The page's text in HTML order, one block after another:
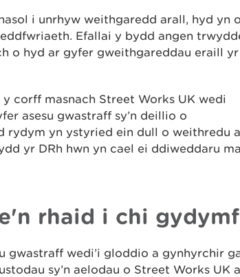
i unrhyw weithgaredd arall, hyd yn
Efallai y bydd angen
o hyd ar gyfer gweithgareddau eraill yr
corff masnach Street Works UK wedi
asesu gwastraff sy’n deillio o
rydym yn ystyried ein dull o weithredu
yr DRh hwn yn cael ei ddiweddaru
rhaid i chi
gwastraff wedi’i gloddio a gynhyrchir
sy’n aelodau o Street Works UK